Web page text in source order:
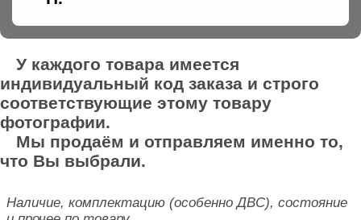
У каждого товара имеется
индивидуальный код заказа и строго
соответствующие этому товару
фотографии.
Мы продаём и отправляем именно то,
что Вы выбрали.
Наличие, комплектацию (особенно ДВС), состояние